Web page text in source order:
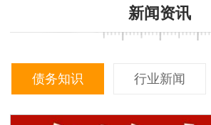
新闻资讯
债务知识 行业新闻